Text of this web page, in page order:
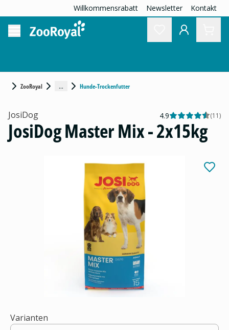
Willkommensrabatt Newsletter Kontakt
ZooRoyal ... Hunde-Trockenfutter
JosiDog 4.9 (11)
JosiDog Master Mix - 2x15kg
Varianten